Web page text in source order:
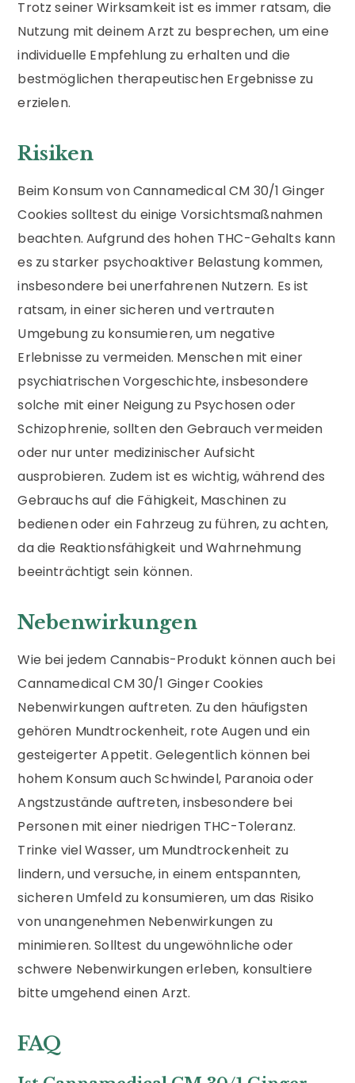
Trotz seiner Wirksamkeit ist es immer ratsam, die
Nutzung mit deinem Arzt zu besprechen, um eine
individuelle Empfehlung zu erhalten und die
bestmöglichen therapeutischen Ergebnisse zu
erzielen.
Risiken
Beim Konsum von Cannamedical CM 30/1 Ginger
Cookies solltest du einige Vorsichtsmaßnahmen
beachten. Aufgrund des hohen THC-Gehalts kann
es zu starker psychoaktiver Belastung kommen,
insbesondere bei unerfahrenen Nutzern. Es ist
ratsam, in einer sicheren und vertrauten
Umgebung zu konsumieren, um negative
Erlebnisse zu vermeiden. Menschen mit einer
psychiatrischen Vorgeschichte, insbesondere
solche mit einer Neigung zu Psychosen oder
Schizophrenie, sollten den Gebrauch vermeiden
oder nur unter medizinischer Aufsicht
ausprobieren. Zudem ist es wichtig, während des
Gebrauchs auf die Fähigkeit, Maschinen zu
bedienen oder ein Fahrzeug zu führen, zu achten,
da die Reaktionsfähigkeit und Wahrnehmung
beeinträchtigt sein können.
Nebenwirkungen
Wie bei jedem Cannabis-Produkt können auch bei
Cannamedical CM 30/1 Ginger Cookies
Nebenwirkungen auftreten. Zu den häufigsten
gehören Mundtrockenheit, rote Augen und ein
gesteigerter Appetit. Gelegentlich können bei
hohem Konsum auch Schwindel, Paranoia oder
Angstzustände auftreten, insbesondere bei
Personen mit einer niedrigen THC-Toleranz.
Trinke viel Wasser, um Mundtrockenheit zu
lindern, und versuche, in einem entspannten,
sicheren Umfeld zu konsumieren, um das Risiko
von unangenehmen Nebenwirkungen zu
minimieren. Solltest du ungewöhnliche oder
schwere Nebenwirkungen erleben, konsultiere
bitte umgehend einen Arzt.
FAQ